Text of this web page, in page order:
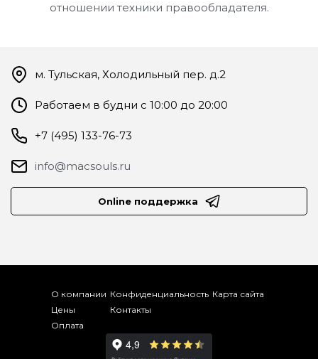
отношении техники правообладателя.
м. Тульская, Холодильный пер. д.2
Работаем в будни с 10:00 до 20:00
+7 (495) 133-76-73
info@macsouls.ru
Online поддержка
О компании
Цены
Оплата
Конфиденциальность
Контакты
Карта сайта